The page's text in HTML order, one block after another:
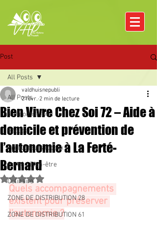
Post
All Posts
Rencontre avec
Pâques
Producteurs locaux
Santé / Bien-être
Culinaire
ZONE DE DISTRIBUTION 28
ZONE DE DISTRIBUTION 61
All Posts
Bien Vivre Chez Soi 72 – Aide à
domicile et prévention de
l’autonomie à La Ferté-
Bernard
valdhuisnepubli
2 févr. 2 min de lecture
Noté NaN étoiles sur 5.
Quels accompagnements
existent pour préserver
l’autonomie ?